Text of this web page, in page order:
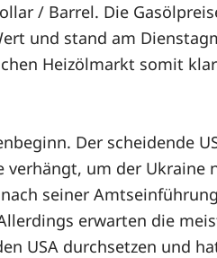
/ Barrel. Die
und stand am
Heizölmarkt somit
Der scheidende
um der Ukraine
seiner
erwarten die
USA durchsetzen und